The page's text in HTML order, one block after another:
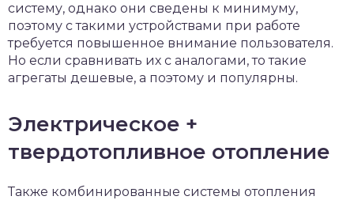
систему, однако они сведены к минимуму,
поэтому с такими устройствами при работе
требуется повышенное внимание пользователя.
Но если сравнивать их с аналогами, то такие
агрегаты дешевые, а поэтому и популярны.
Электрическое +
твердотопливное отопление
Также комбинированные системы отопления